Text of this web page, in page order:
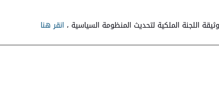
اللجنة الملكية لتحديث المنظومة السياسية ، انقر هنا